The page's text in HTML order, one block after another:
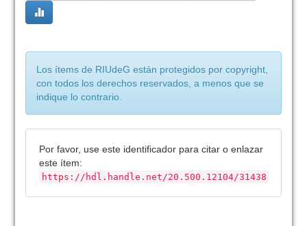
Los ítems de RIUdeG están protegidos por copyright,
con todos los derechos reservados, a menos que se
indique lo contrario.
Por favor, use este identificador para citar o enlazar
este ítem:
https://hdl.handle.net/20.500.12104/31438